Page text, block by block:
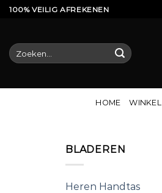
Ga100% VEILIG AFREKENEN
Zoeken
naar:
HOME WINKEL
BLADEREN
Heren Handtas